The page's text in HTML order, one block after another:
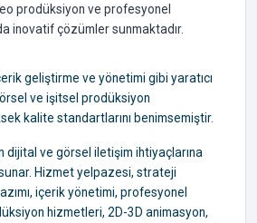
prodüksiyon ve profesyonel
inovatif çözümler sunmaktadır.
geliştirme ve yönetimi gibi yaratıcı
ve işitsel prodüksiyon
kalite standartlarını benimsemiştir.
dijital ve görsel iletişim ihtiyaçlarına
Hizmet yelpazesi, strateji
içerik yönetimi, profesyonel
hizmetleri, 2D-3D animasyon,